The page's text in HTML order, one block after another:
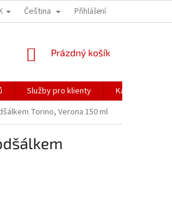
KŘEHKÉHO ZBOŽÍ KORESPONDENČNÍ
Čeština Přihlášení
NÁKUPNÍ
Prázdný košík
Služby pro klienty
Katalogy
Torino, Verona 150 ml